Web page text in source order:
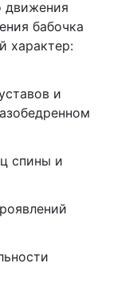
движения
бабочка
характер:
и
спины и